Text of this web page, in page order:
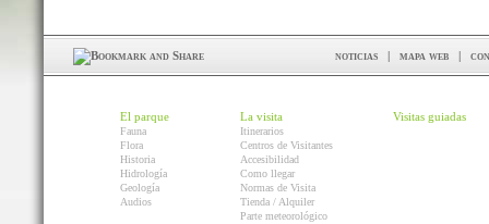
noticias | mapa web |
El parque
Fauna
Flora
Historia
Hidrología
Geología
Audios
La visita
Itinerarios
Centros de Visitantes
Accesibilidad
Como llegar
Normas de Visita
Tienda / Alquiler
Parte meteorológico
Visitas guiadas